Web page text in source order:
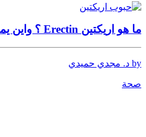
ما هو اريكتين Erectin ؟ واين يمكن شراء الاصلي 100%
by د. مجدي حميدي
صحة